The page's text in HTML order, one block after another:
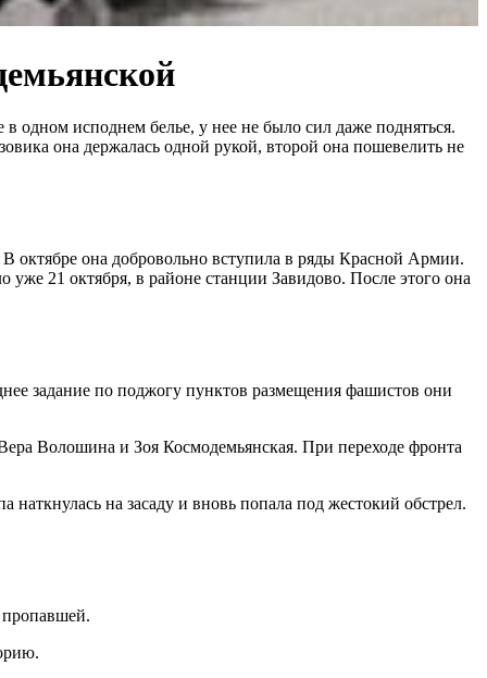
одном исподнем белье, у нее не было сил даже подняться.
она держалась одной рукой, второй она пошевелить не
она добровольно вступила в ряды Красной Армии.
уже 21 октября, в районе станции Завидово. После этого она
задание по поджогу пунктов размещения фашистов они
Волошина и Зоя Космодемьянская. При переходе фронта
на засаду и вновь попала под жестокий обстрел.
пропавшей.